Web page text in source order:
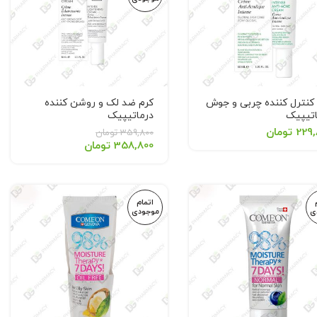
کنترل کننده چربی و جوش
Dermatypiqe Intense
Acne
تومان
کرم ضد لک و روشن کننده
درماتیپیک
DERMATYPIQUE Intense
Lightening Cream
359,800 تومان
358,800 تومان
اتمام
موجودی